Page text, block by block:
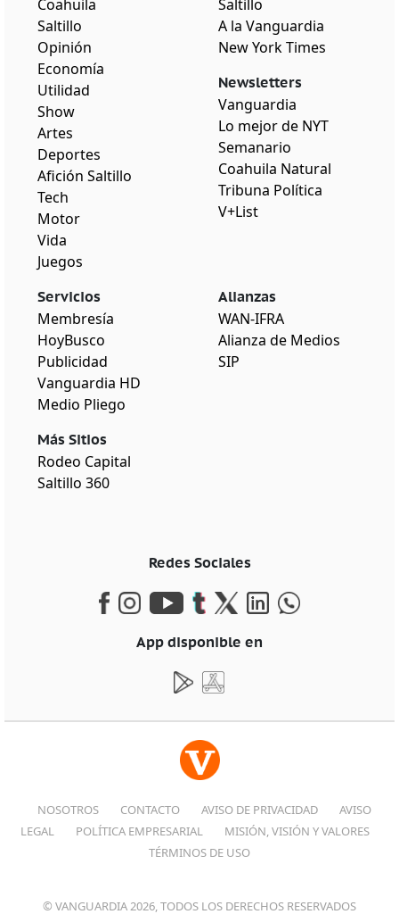
Coahuila
Saltillo
Opinión
Economía
Utilidad
Show
Artes
Deportes
Afición Saltillo
Tech
Motor
Vida
Juegos
Saltillo
A la Vanguardia
New York Times
Newsletters
Vanguardia
Lo mejor de NYT
Semanario
Coahuila Natural
Tribuna Política
V+List
Servicios
Membresía
HoyBusco
Publicidad
Vanguardia HD
Medio Pliego
Más Sitios
Rodeo Capital
Saltillo 360
Alianzas
WAN-IFRA
Alianza de Medios
SIP
Redes Sociales
App disponible en
NOSOTROS CONTACTO AVISO DE PRIVACIDAD
AVISO
LEGAL
POLÍTICA EMPRESARIAL
MISIÓN, VISIÓN Y VALORES
TÉRMINOS DE USO
© VANGUARDIA 2026, TODOS LOS DERECHOS RESERVADOS